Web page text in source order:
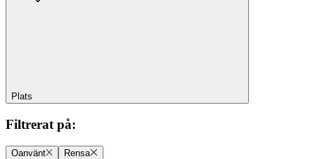
Plats
Filtrerat på:
Oanvänt Rensa